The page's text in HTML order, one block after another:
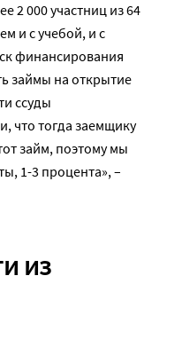
2 000 участниц из 64
и с учебой, и с
финансирования
займы на открытие
ссуды
что тогда заемщику
займ, поэтому мы
1-3 процента», –
из